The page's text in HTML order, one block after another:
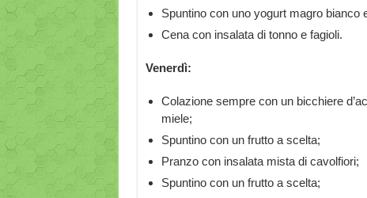
Spuntino con uno yogurt magro bianco
Cena con insalata di tonno e fagioli.
Venerdì:
Colazione sempre con un bicchiere
miele;
Spuntino con un frutto a scelta;
Pranzo con insalata mista di cavolfiori;
Spuntino con un frutto a scelta;